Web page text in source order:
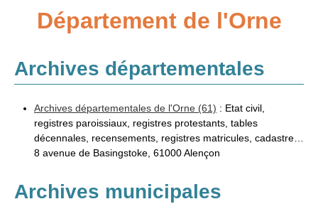
Généalogie et Histoire
Généalogie à l'étranger
Département de l'Orne
Archives départementales
Archives départementales de l'Orne (61) : Etat civil,
registres paroissiaux, registres protestants, tables
décennales, recensements, registres matricules, cadastre…
8 avenue de Basingstoke, 61000 Alençon
Archives municipales